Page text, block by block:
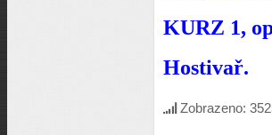
KURZ 1,
Hostivař.
Zobrazeno: